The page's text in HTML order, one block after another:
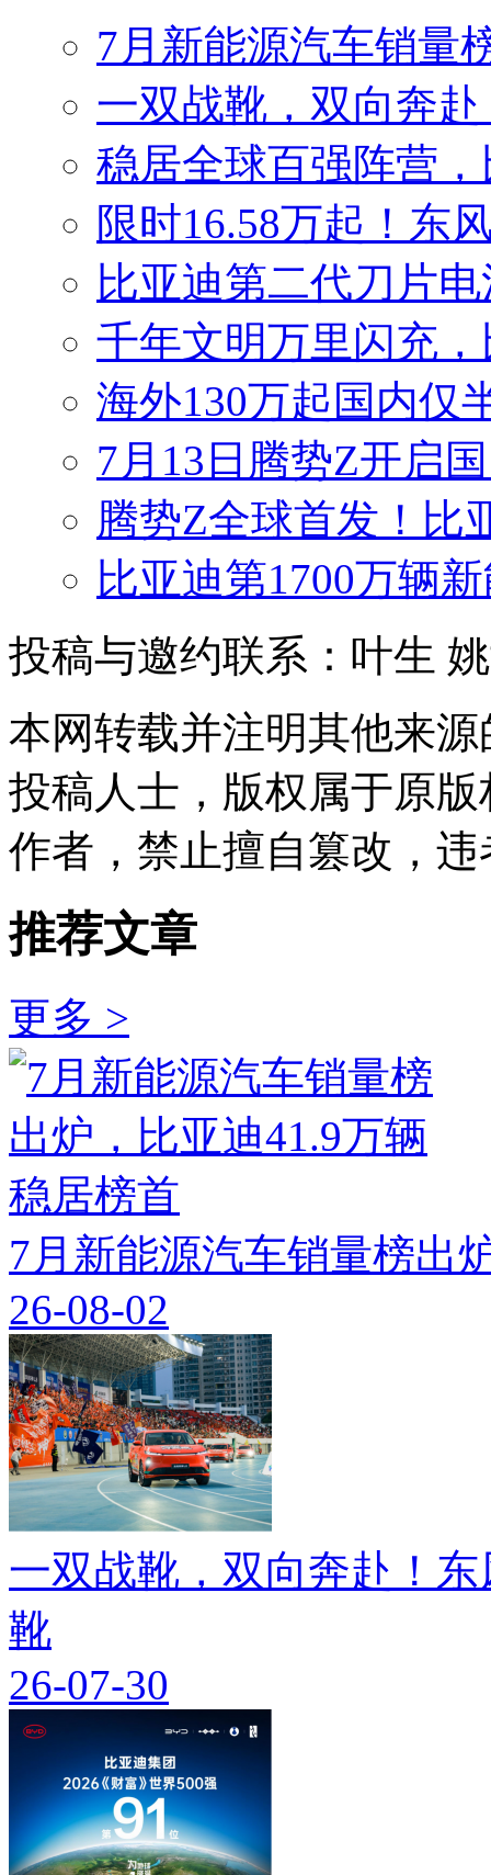
7月新能源汽车销量
一双战靴，双向奔
稳居全球百强阵营
限时16.58万起！东
比亚迪第二代刀片
千年文明万里闪充
海外130万起国内仅
7月13日腾势Z开启
腾势Z全球首发！比
比亚迪第1700万辆
投稿与邀约联系：叶生
本网转载并注明其他来
投稿人士，版权属于原
作者，禁止擅自篡改，
推荐文章
更多 >
7月新能源汽车销量榜出
26-08-02
一双战靴，双向奔赴！
靴
26-07-30